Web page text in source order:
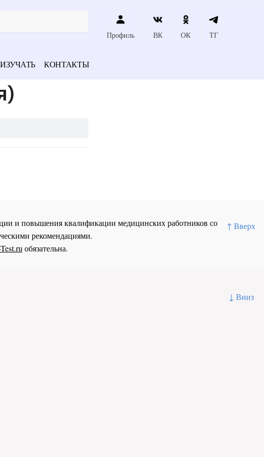
↑ Вверх
↓ Вниз
Профиль ВК ОК ТГ
КОНТАКТЫ
и повышения квалификации медицинских работников со
рекомендациями.
обязательна.